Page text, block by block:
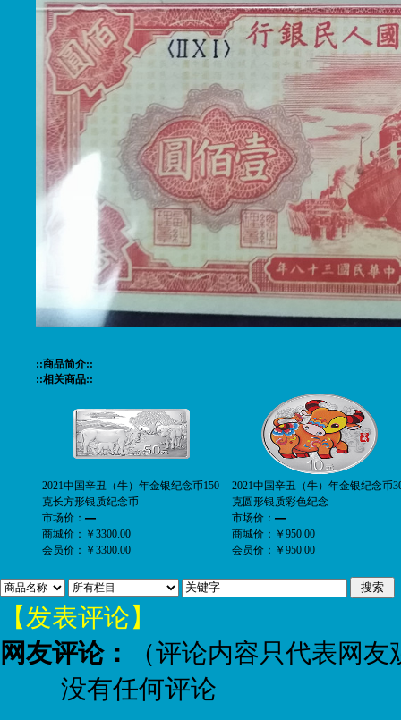
::商品简介::
::相关商品::
2021中国辛丑（牛）年金银纪念币150
克长方形银质纪念币
市场价： —
商城价： ￥3300.00
会员价： ￥3300.00
2021中国辛丑（牛）年金银纪念币
克圆形银质彩色纪念
市场价： —
商城价： ￥950.00
会员价： ￥950.00
【发表评论】
网友评论：
（评论内容只代表网
没有任何评论